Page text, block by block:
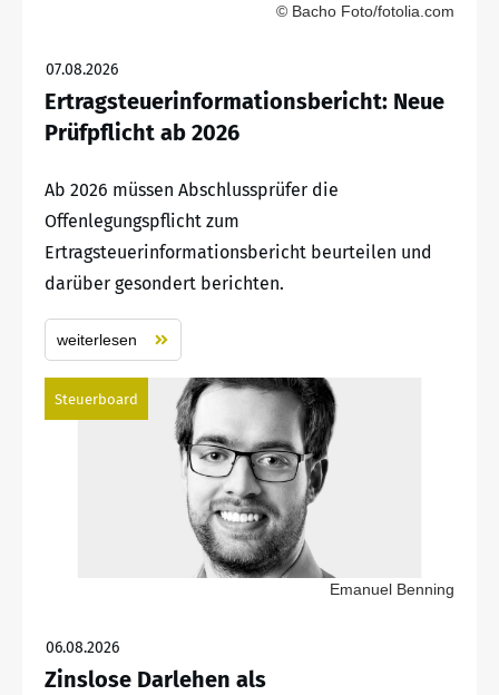
© Bacho Foto/fotolia.com
07.08.2026
Ertragsteuerinformationsbericht: Neue
Prüfpflicht ab 2026
Ab 2026 müssen Abschlussprüfer die
Offenlegungspflicht zum
Ertragsteuerinformationsbericht beurteilen und
darüber gesondert berichten.
weiterlesen
Steuerboard
Emanuel Benning
06.08.2026
Zinslose Darlehen als